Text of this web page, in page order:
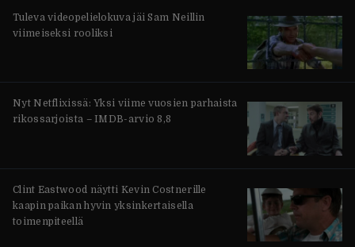
Tuleva videopelielokuva jäi Sam Neillin
viimeiseksi rooliksi
Nyt Netflixissä: Yksi viime vuosien parhaista
rikossarjoista – IMDB-arvio 8,8
Clint Eastwood näytti Kevin Costnerille
kaapin paikan hyvin yksinkertaisella
toimenpiteellä